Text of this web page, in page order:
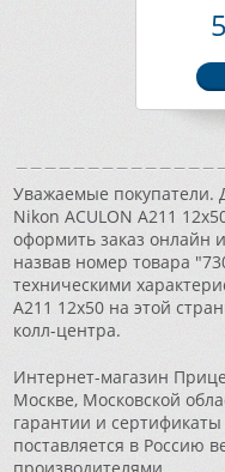
Уважаемые покупатели.
Nikon ACULON A211
оформить заказ онлайн
назвав номер товара
техническими
A211 12x50 на этой
колл-центра.
Интернет-магазин
Москве, Московской
гарантии и
поставляется в Россию